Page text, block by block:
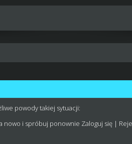
powody takiej sytuacji:
nowo i spróbuj ponownie Zaloguj się |